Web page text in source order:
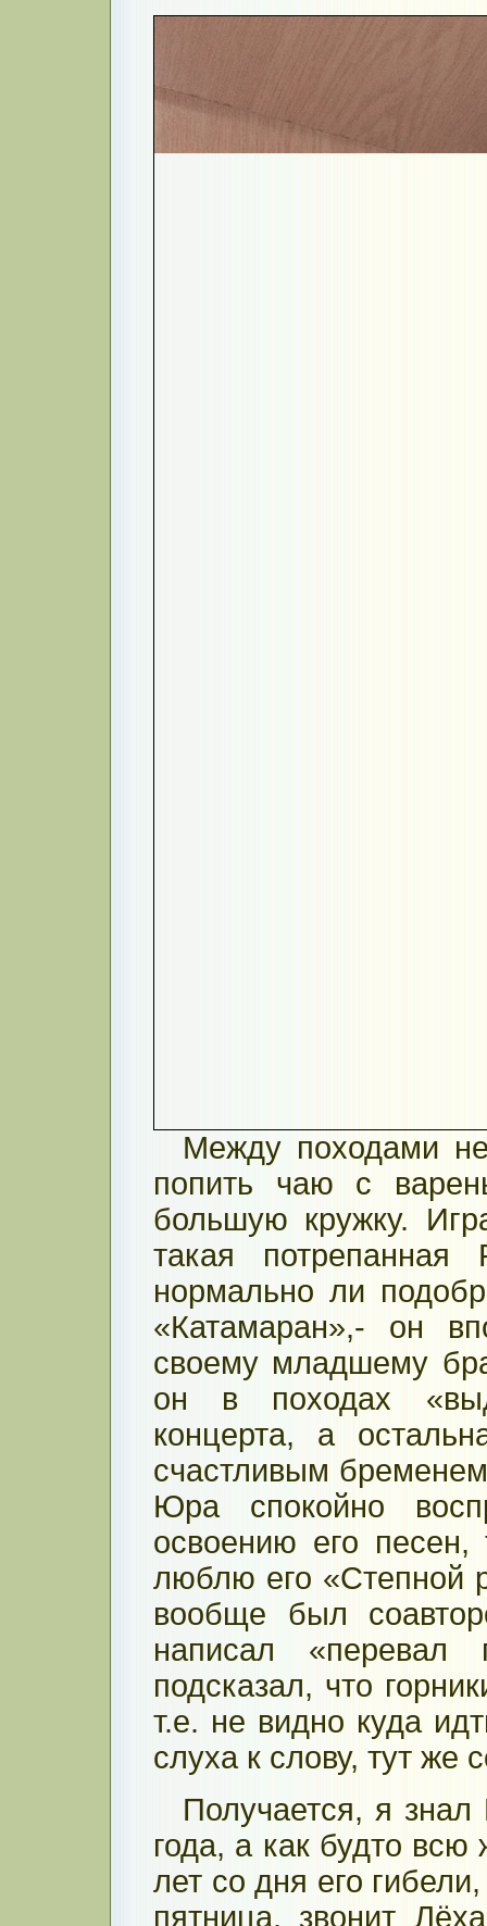
Между походами
попить чаю с
большую кружку.
такая потрепанная
нормально ли
«Катамаран»,- он
своему младшему
он в походах
концерта, а
счастливым
Юра спокойно
освоению его
люблю его «Степной
вообще был
написал
подсказал, что
т.е. не видно куда
слуха к слову, тут же
Получается, я
года, а как будто
лет со дня его
пятница, звонит